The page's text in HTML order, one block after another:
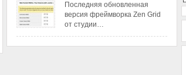
Последняя обновленная
версия фреймворка Zen Grid
от студии…